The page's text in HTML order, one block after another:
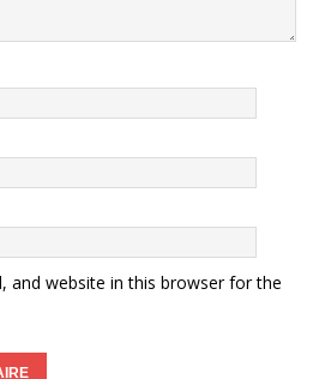
and website in this browser for the